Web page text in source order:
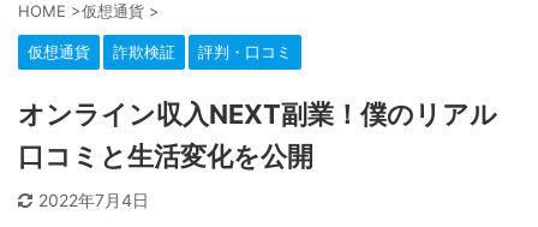
HOME >仮想通貨 >
仮想通貨 詐欺検証 評判・口コミ
オンライン収入NEXT副業！僕のリアル
口コミと生活変化を公開
2022年7月4日